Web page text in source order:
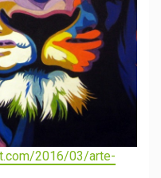
2016/03/arte-